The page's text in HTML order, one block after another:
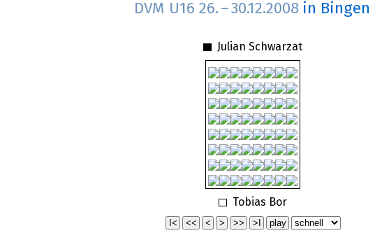
DVM U16 26. –30.12.2008 in Bingen
Julian Schwarzat
Tobias Bor